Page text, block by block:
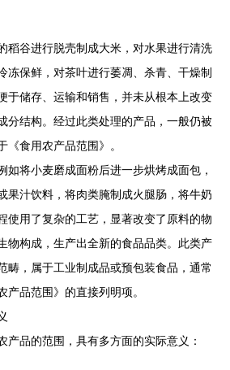
稻谷进行脱壳制成大米，对水果进行清洗
冻保鲜，对茶叶进行萎凋、杀青、干燥制
于储存、运输和销售，并未从根本上改变
分结构。经过此类处理的产品，一般仍被
《食用农产品范围》。
如将小麦磨成面粉后进一步烘烤成面包，
果汁饮料，将肉类腌制成火腿肠，将牛奶
使用了复杂的工艺，显著改变了原料的物
物构成，生产出全新的食品品类。此类产
畴，属于工业制成品或预包装食品，通常
产品范围》的直接列明项。
产品的范围，具有多方面的实际意义：